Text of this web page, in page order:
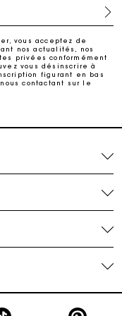
vous acceptez de
nos actualités, nos
privées conformément
vous désinscrire à
figurant en bas
contactant sur le